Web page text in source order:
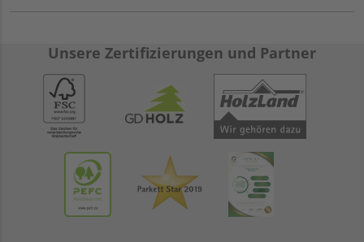
Unsere Zertifizierungen und Partner